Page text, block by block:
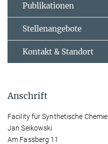
Publikationen
Stellenangebote
Kontakt & Standort
Anschrift
Facility für Synthetische Chemie
Jan Seikowski
Am Fassberg 11